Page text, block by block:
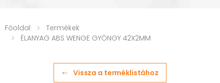
Főoldal
Termékek
ÉLANYAG ABS WENGE GYÖNGY 42X2MM
Vissza a terméklistához